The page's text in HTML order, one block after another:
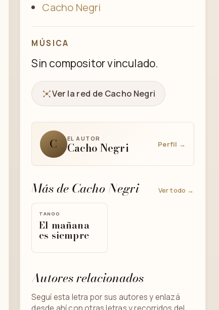
Cacho Negri
MÚSICA
Sin compositor vinculado.
Ver la red de Cacho Negri
C EL AUTOR
Cacho Negri Perfil →
Más de Cacho Negri Ver todo →
TANGO
El mañana
es siempre
Autores relacionados
Seguí esta letra por sus autores y enlazá